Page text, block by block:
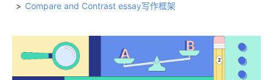
Compare and Contrast essay写作框架